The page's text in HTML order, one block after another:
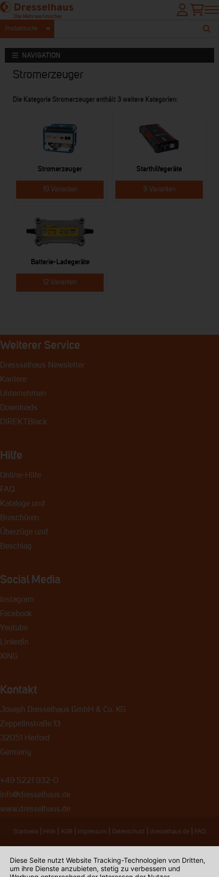
Produktsuche
NAVIGATION
Stromerzeuger
Die Kategorie Stromerzeuger enthält 3 weitere Kategorien:
Stromerzeuger
19 Varianten
Starthilfegeräte
8 Varianten
Batterie-Ladegeräte
12 Varianten
Weiterer Service
Dressselhaus Newsletter
Karriere
Unternehmen
Downloads
DIREKTBlack
Hilfe
Online-Hilfe
FAQ
Kataloge und
Broschüren
Überzüge und
Beschlag
Social Media
Instagram
Facebook
Youtube
Linkedln
XING
Kontakt
Joseph Dresselhaus GmbH & Co. KG
Zeppelinstraße 13
32051 Herford
Germany
+49 5221 932-0
info@dresselhaus.de
www.dresselhaus.de
Startseite Hilfe AGB Impressum Datenschutz dresselhaus.de FAQ
Diese Seite nutzt Website Tracking-Technologien von Dritten,
um ihre Dienste anzubieten, stetig zu verbessern und